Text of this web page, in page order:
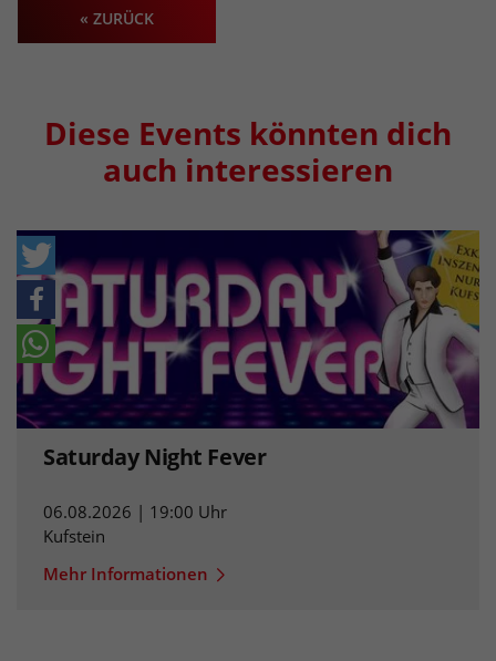
« ZURÜCK
Diese Events könnten dich
auch interessieren
Saturday Night Fever
06.08.2026 | 19:00 Uhr
Kufstein
Mehr Informationen